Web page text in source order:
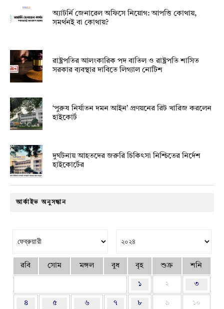
অ্যাটর্নি জেনারেল অফিসে নিয়োগ: আপত্তি কোথায়,
সমর্থনই বা কোথায়?
রাষ্ট্রপতির আলংকারিক পদ বাতিল ও রাষ্ট্রপতি শাসিত
সরকার ব্যবস্থার দাবিতে লিগ্যাল নোটিশ
‘পুরুষ নির্যাতন দমন আইন’ প্রণয়নের রিট খারিজ করলেন
হাইকোর্ট
দুর্ঘটনায় আহতদের জরুরি চিকিৎসা নিশ্চিতের নির্দেশ
হাইকোর্টের
আর্কাইভ অনুসন্ধান
রবি সোম মঙ্গল বুধ বৃহ শুক্র শনি
১ ২ ৩
৪ ৫ ৬ ৭ ৮ ৯ ১০